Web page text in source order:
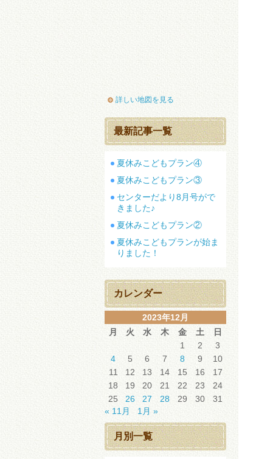
詳しい地図を見る
最新記事一覧
夏休みこどもプラン④
夏休みこどもプラン③
センターだより8月号がで
きました♪
夏休みこどもプラン②
夏休みこどもプランが始ま
りました！
カレンダー
2023年12月
月
火 水 木 金 土
日
1
2
3
4
5 6 7 8 9
10
11
12 13 14 15 16
17
18
19 20 21 22 23
24
25
26 27 28 29 30
31
« 11月
1月 »
月別一覧